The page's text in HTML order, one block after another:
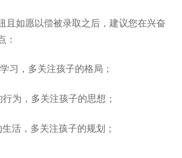
且如愿以偿被录取之后，建议您在兴奋
：
习，多关注孩子的格局；
为，多关注孩子的思想；
活，多关注孩子的规划；